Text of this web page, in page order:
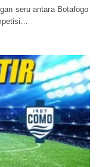
seru antara Botafogo